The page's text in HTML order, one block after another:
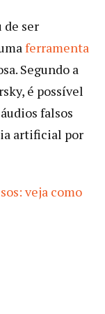
de ser
ferramenta
Segundo a
é possível
falsos
artificial por
veja como